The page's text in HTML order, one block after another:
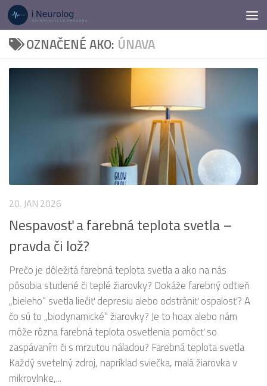
Preskočiť na obsah
OZNAČENÉ AKO: ÚNAVA
20. JAN 2026
Nespavosť a farebná teplota svetla –
pravda či lož?
Prečo je dôležitá farebná teplota svetla a ako na nás
pôsobia studené či teplé žiarovky? Dokáže farebný odtieň
„bieleho“ svetla liečiť depresiu alebo odstrániť ospalosť? A
čo sú to „biodynamické“ žiarovky? Je to hoax alebo nám
môže rôzna farebná teplota osvetlenia pomôcť so
zaspávaním či s mrzutou náladou? Farebná teplota svetla
Každý svetelný zdroj, napríklad sviečka, malá žiarovka v
mikrovlnke,...